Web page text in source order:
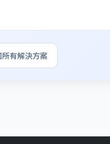
有解決方案